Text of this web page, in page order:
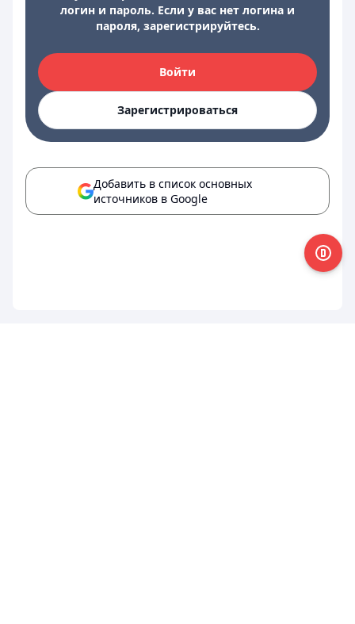
логин и пароль. Если у вас нет логина и
пароля, зарегистрируйтесь.
Войти
Зарегистрироваться
Добавить в список основных
источников в Google